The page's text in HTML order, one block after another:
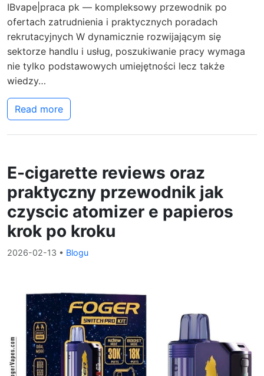
IBvape|praca pk — kompleksowy przewodnik po
ofertach zatrudnienia i praktycznych poradach
rekrutacyjnych W dynamicznie rozwijającym się
sektorze handlu i usług, poszukiwanie pracy wymaga
nie tylko podstawowych umiejętności lecz także
wiedzy…
Read more
E-cigarette reviews oraz
praktyczny przewodnik jak
czyscic atomizer e papieros
krok po kroku
2026-02-13 • Blogu